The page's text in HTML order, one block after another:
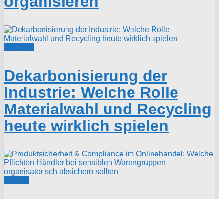
Dekarbonisierung der
Industrie: Welche Rolle
Materialwahl und Recycling
heute wirklich spielen